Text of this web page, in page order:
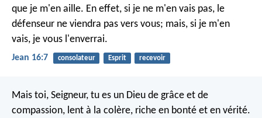
que je m'en aille. En effet, si je ne m'en vais pas, le
défenseur ne viendra pas vers vous; mais, si je m'en
vais, je vous l'enverrai.
Jean 16:7 consolateur Esprit recevoir
Mais toi, Seigneur, tu es un Dieu de grâce et de
compassion, lent à la colère, riche en bonté et en vérité.